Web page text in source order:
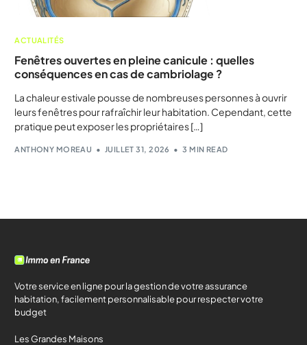
ACTUALITÉS
Fenêtres ouvertes en pleine canicule : quelles
conséquences en cas de cambriolage ?
La chaleur estivale pousse de nombreuses personnes à ouvrir
leurs fenêtres pour rafraîchir leur habitation. Cependant, cette
pratique peut exposer les propriétaires […]
ANTHONY MOREAU JUILLET 31, 2026 3 MIN READ
Votre service en ligne pour la gestion de votre assurance
habitation, facilement personnalisable pour respecter votre
budget
Les Grandes Maisons